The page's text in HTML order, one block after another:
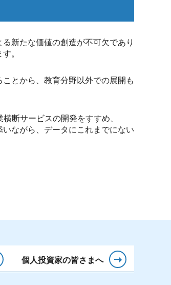
新たな価値の創造が不可欠であり
。
とから、教育分野以外での展開も
断サービスの開発をすすめ、
ながら、データにこれまでにない
個人投資家の皆さまへ